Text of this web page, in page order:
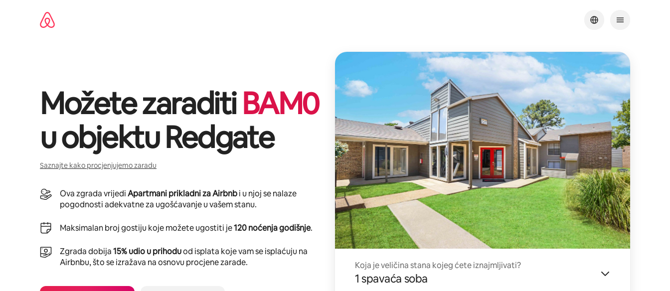
Možete zaraditiBAM0
u objektuRedgate
Saznajte kako procjenjujemo zaradu
Ova zgrada vrijediApartmani prikladni za Airbnbi u njoj se nalaze
pogodnosti adekvatne za ugošćavanje u vašem stanu.
Maksimalan broj gostiju koje možete ugostiti je120 noćenja godišnje.
Zgrada dobija15% udio u prihoduod isplata koje vam se isplaćuju na
Airbnbu, što se izražava na osnovu procjene zarade.
Koja je veličina stana kojeg ćete iznajmljivati?
1 spavaća soba